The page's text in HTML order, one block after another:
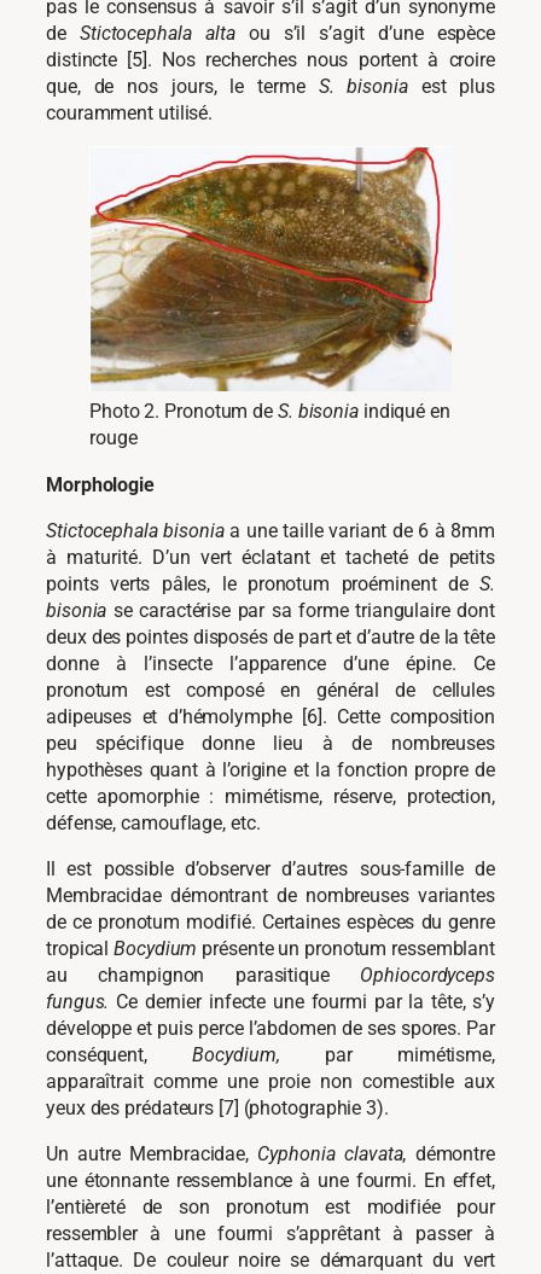
pas le consensus à savoir s’il s’agit d’un synonyme
de Stictocephala altaou s’il s’agit d’une espèce
distincte [5]. Nos recherches nous portent à croire
que, de nos jours, le terme S. bisoniaest plus
couramment utilisé.
Photo 2. Pronotum de S. bisoniaindiqué en
rouge
Morphologie
Stictocephala bisoniaa une taille variant de 6 à 8mm
à maturité. D’un vert éclatant et tacheté de petits
points verts pâles, le pronotum proéminent deS.
bisonia se caractérise par sa forme triangulaire dont
deux des pointes disposés de part et d’autre de la tête
donne à l’insecte l’apparence d’une épine. Ce
pronotum est composé en général de cellules
adipeuses et d’hémolymphe [6]. Cette composition
peu spécifique donne lieu à de nombreuses
hypothèses quant à l’origine et la fonction propre de
cette apomorphie : mimétisme, réserve, protection,
défense, camouflage, etc.
Il est possible d’observer d’autres sous-famille de
Membracidae démontrant de nombreuses variantes
de ce pronotum modifié. Certaines espèces du genre
tropicalBocydium présente un pronotum ressemblant
au champignon parasitique Ophiocordyceps
fungus. Ce dernier infecte une fourmi par la tête, s’y
développe et puis perce l’abdomen de ses spores. Par
conséquent,Bocydium, par mimétisme,
apparaîtrait comme une proie non comestible aux
yeux des prédateurs [7] (photographie 3).
Un autre Membracidae, Cyphonia clavata, démontre
une étonnante ressemblance à une fourmi. En effet,
l’entièreté de son pronotum est modifiée pour
ressembler à une fourmi s’apprêtant à passer à
l’attaque. De couleur noire se démarquant du vert